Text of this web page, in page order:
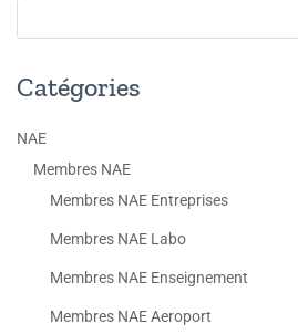
Catégories
NAE
Membres NAE
Membres NAE Entreprises
Membres NAE Labo
Membres NAE Enseignement
Membres NAE Aeroport